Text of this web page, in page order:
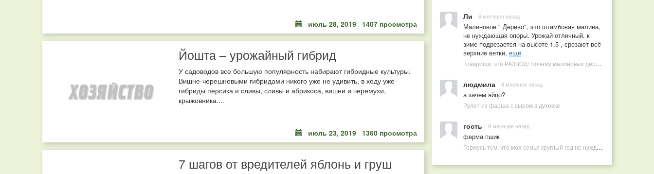
июль 28, 2019 1407 просмотра
Йошта – урожайный гибрид
У садоводов все большую популярность набирают гибридные культуры.
Вишне-черешневыми гибридами никого уже не удивить, в ходу уже
гибриды персика и сливы, сливы и абрикоса, вишни и черемухи,
крыжовника....
июль 23, 2019 1360 просмотра
7 шагов от вредителей яблонь и груш
Ли 6 месяцев назад
Малиновое " Дерево", это штамбовая малина,
не нуждающая опоры. Урожай отличный, к
зиме подрезается на высоте 1,5 , срезают всё
верхние ветки, ещё
Товарищи, это РАЗВОД! Почему малиновых деревьев не бывает, или Как ушлые продавцы наживаются на мечтах садоводов
людмила 8 месяцев назад
а зачем яйцо?
Рулет из фарша с сыром в духовке
гость 9 месяцев назад
ферма пшик
Горжусь тем, что моя семья круглый год не нуждается в покупных витаминах